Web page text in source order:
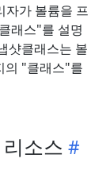
자가 볼륨을 프
래스"를 설명
샷클래스는 볼
의 "클래스"를
소스